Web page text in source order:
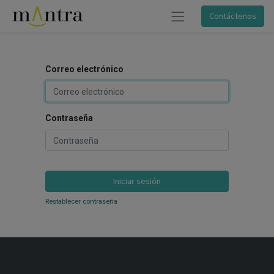
Contáctenos
Correo electrónico
Contraseña
Iniciar sesión
Restablecer contraseña